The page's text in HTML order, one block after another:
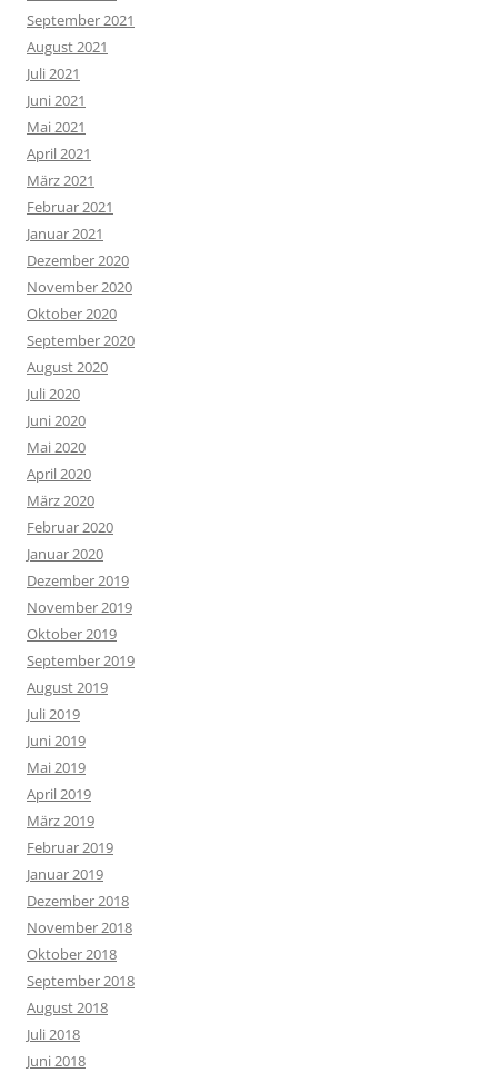
September 2021
August 2021
Juli 2021
Juni 2021
Mai 2021
April 2021
März 2021
Februar 2021
Januar 2021
Dezember 2020
November 2020
Oktober 2020
September 2020
August 2020
Juli 2020
Juni 2020
Mai 2020
April 2020
März 2020
Februar 2020
Januar 2020
Dezember 2019
November 2019
Oktober 2019
September 2019
August 2019
Juli 2019
Juni 2019
Mai 2019
April 2019
März 2019
Februar 2019
Januar 2019
Dezember 2018
November 2018
Oktober 2018
September 2018
August 2018
Juli 2018
Juni 2018